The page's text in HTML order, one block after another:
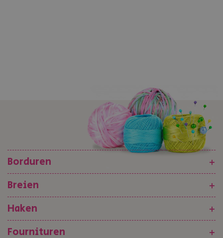
Borduren
+
Breien
+
Haken
+
Fournituren
+